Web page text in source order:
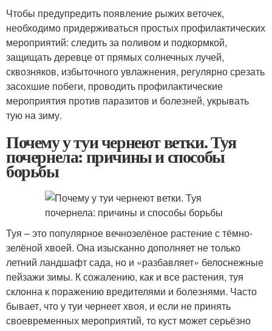
Чтобы предупредить появление рыжих веточек,
необходимо придерживаться простых профилактических
мероприятий: следить за поливом и подкормкой,
защищать деревце от прямых солнечных лучей,
сквозняков, избыточного увлажнения, регулярно срезать
засохшие побеги, проводить профилактические
мероприятия против паразитов и болезней, укрывать
тую на зиму.
Почему у туи чернеют ветки. Туя
почернела: причины и способы
борьбы
Туя – это популярное вечнозелёное растение с тёмно-
зелёной хвоей. Она изысканно дополняет не только
летний ландшафт сада, но и «разбавляет» белоснежные
пейзажи зимы. К сожалению, как и все растения, туя
склонна к поражению вредителями и болезнями. Часто
бывает, что у туи чернеет хвоя, и если не принять
своевременных мероприятий, то куст может серьёзно